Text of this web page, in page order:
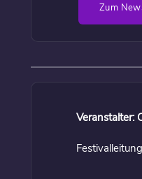
Zum
Veranstalter: